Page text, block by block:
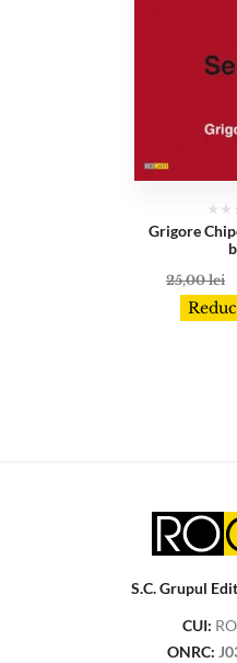
Grigore
25,00lei
S.C. Grupul
CUI:
ONRC: